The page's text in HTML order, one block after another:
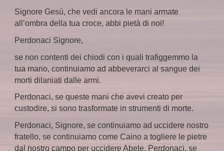
Signore Gesù, che vedi ancora le mani armate
all’ombra della tua croce, abbi pietà di noi!
Perdonaci Signore,
se non contenti dei chiodi con i quali trafiggemmo la
tua mano, continuiamo ad abbeverarci al sangue dei
morti dilaniati dalle armi.
Perdonaci, se queste mani che avevi creato per
custodire, si sono trasformate in strumenti di morte.
Perdonaci, Signore, se continuiamo ad uccidere nostro
fratello, se continuiamo come Caino a togliere le pietre
dal nostro campo per uccidere Abele. Perdonaci, se